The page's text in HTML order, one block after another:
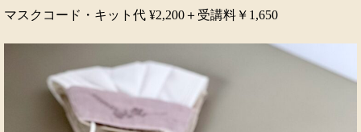
マスクコード・キット代 ¥2,200＋受講料￥1,650